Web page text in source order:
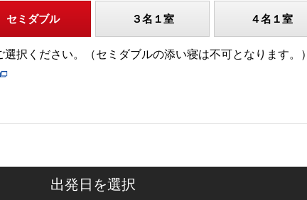
セミダブル ３名１室 ４名１室
択ください。（セミダブルの添い寝は不可となります。）
出発日を選択